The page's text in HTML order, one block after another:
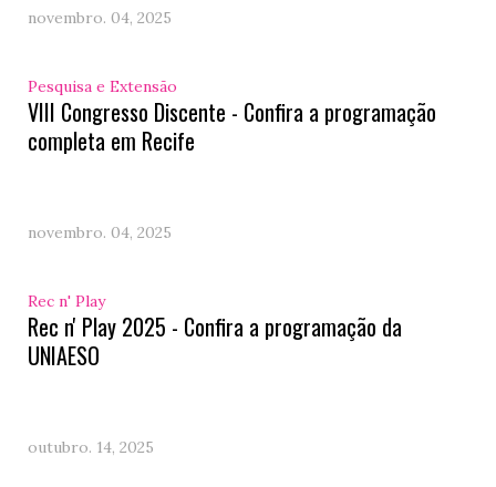
novembro. 04, 2025
Pesquisa e Extensão
VIII Congresso Discente - Confira a programação
completa em Recife
novembro. 04, 2025
Rec n' Play
Rec n' Play 2025 - Confira a programação da
UNIAESO
outubro. 14, 2025